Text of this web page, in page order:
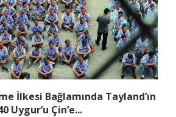
İlkesi Bağlamında Tayland’ın
Uygur’u Çin’e...